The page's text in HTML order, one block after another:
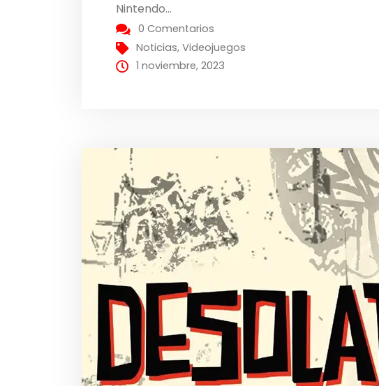
Nintendo...
0 Comentarios
Noticias,Videojuegos
1 noviembre, 2023